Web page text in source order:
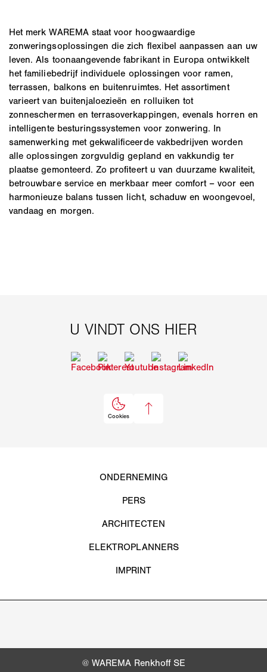
Het merk WAREMA staat voor hoogwaardige
zonweringsoplossingen die zich flexibel aanpassen aan uw
leven. Als toonaangevende fabrikant in Europa ontwikkelt
het familiebedrijf individuele oplossingen voor ramen,
terrassen, balkons en buitenruimtes. Het assortiment
varieert van buitenjaloezieën en rolluiken tot
zonneschermen en terrasoverkappingen, evenals horren en
intelligente besturingssystemen voor zonwering. In
samenwerking met gekwalificeerde vakbedrijven worden
alle oplossingen zorgvuldig gepland en vakkundig ter
plaatse gemonteerd. Zo profiteert u van duurzame kwaliteit,
betrouwbare service en merkbaar meer comfort – voor een
harmonieuze balans tussen licht, schaduw en woongevoel,
vandaag en morgen.